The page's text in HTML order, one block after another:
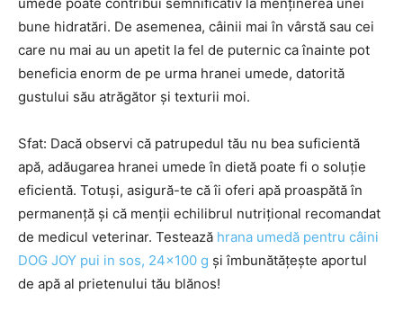
bune hidratări. De asemenea, câinii mai în vârstă sau cei
care nu mai au un apetit la fel de puternic ca înainte pot
beneficia enorm de pe urma hranei umede, datorită
gustului său atrăgător și texturii moi.
Sfat: Dacă observi că patrupedul tău nu bea suficientă
apă, adăugarea hranei umede în dietă poate fi o soluție
eficientă. Totuși, asigură-te că îi oferi apă proaspătă în
permanență și că menții echilibrul nutrițional recomandat
de medicul veterinar. Testează hrana umedă pentru câini
DOG JOY pui in sos, 24×100 g și îmbunătățește aportul
de apă al prietenului tău blănos!